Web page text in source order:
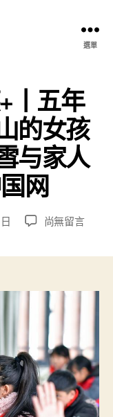
選單
丨五年
的女孩
与家人
网
在
包
養
+丨
五
年
后，
那
尚無留言